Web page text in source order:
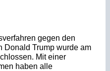
gegen den
Donald Trump wurde am
Mit einer
haben alle